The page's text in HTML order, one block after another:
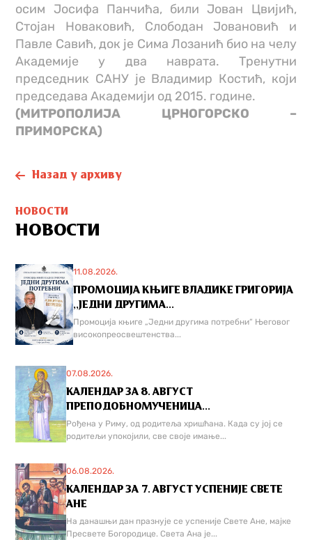
осим Јосифа Панчића, били Јован Цвијић,
Стојан Новаковић, Слободан Јовановић и
Павле Савић, док је Сима Лозанић био на челу
Академије у два наврата. Тренутни
председник САНУ је Владимир Костић, који
председава Академији од 2015. године.
(МИТРОПОЛИЈА ЦРНОГОРСКО –
ПРИМОРСКА)
Назад у архиву
НОВОСТИ
НОВОСТИ
11.08.2026.
ПРОМОЦИЈА КЊИГЕ ВЛАДИКЕ ГРИГОРИЈА
,,ЈЕДНИ ДРУГИМА...
Промоција књиге „Једни другима потребни“ Његовог
високопреосвештенства...
07.08.2026.
КАЛЕНДАР ЗА 8. АВГУСТ
ПРЕПОДОБНОМУЧЕНИЦА...
Рођена у Риму, од родитеља хришћана. Када су јој се
родитељи упокојили, све своје имање...
06.08.2026.
КАЛЕНДАР ЗА 7. АВГУСТ УСПЕНИЈЕ СВЕТЕ
АНЕ
На данашњи дан празнује се успеније Свете Ане, мајке
Пресвете Богородице. Света Ана је...